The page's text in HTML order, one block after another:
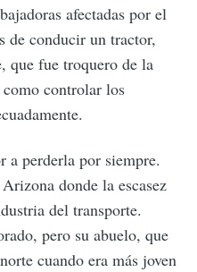
afectadas por el
de conducir un tractor,
que fue troquero de la
controlar los
a perderla por siempre.
donde la escasez
del transporte.
pero su abuelo, que
cuando era más joven